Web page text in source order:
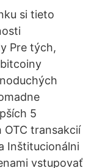
si tieto
Pre tých,
5
transakcií
Inštitucionálni
vstupovať